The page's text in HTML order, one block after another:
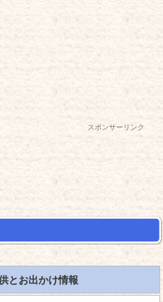
スポンサーリンク
とお出かけ情報